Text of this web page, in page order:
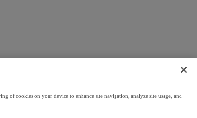
of cookies on your device to enhance site navigation, analyze site usage, and